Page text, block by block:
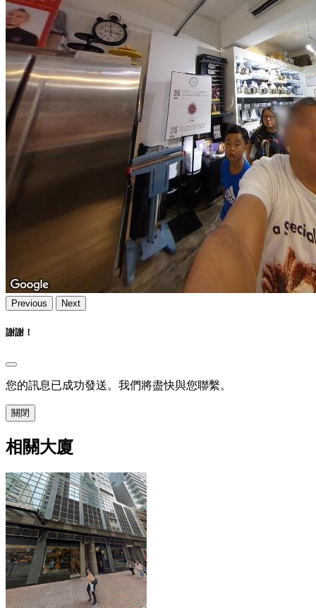
Previous Next
謝謝！
您的訊息已成功發送。我們將盡快與您聯繫。
關閉
相關大廈